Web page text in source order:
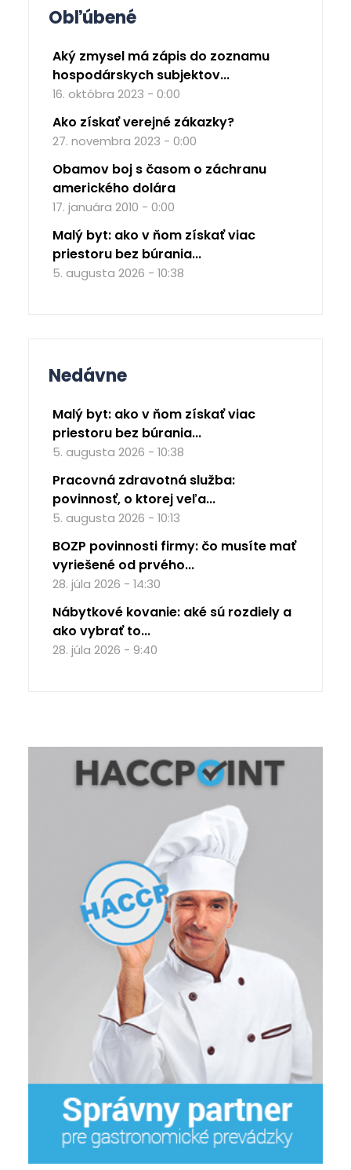
Obľúbené
Aký zmysel má zápis do zoznamu
hospodárskych subjektov...
16. októbra 2023 - 0:00
Ako získať verejné zákazky?
27. novembra 2023 - 0:00
Obamov boj s časom o záchranu
amerického dolára
17. januára 2010 - 0:00
Malý byt: ako v ňom získať viac
priestoru bez búrania...
5. augusta 2026 - 10:38
Nedávne
Malý byt: ako v ňom získať viac
priestoru bez búrania...
5. augusta 2026 - 10:38
Pracovná zdravotná služba:
povinnosť, o ktorej veľa...
5. augusta 2026 - 10:13
BOZP povinnosti firmy: čo musíte mať
vyriešené od prvého...
28. júla 2026 - 14:30
Nábytkové kovanie: aké sú rozdiely a
ako vybrať to...
28. júla 2026 - 9:40